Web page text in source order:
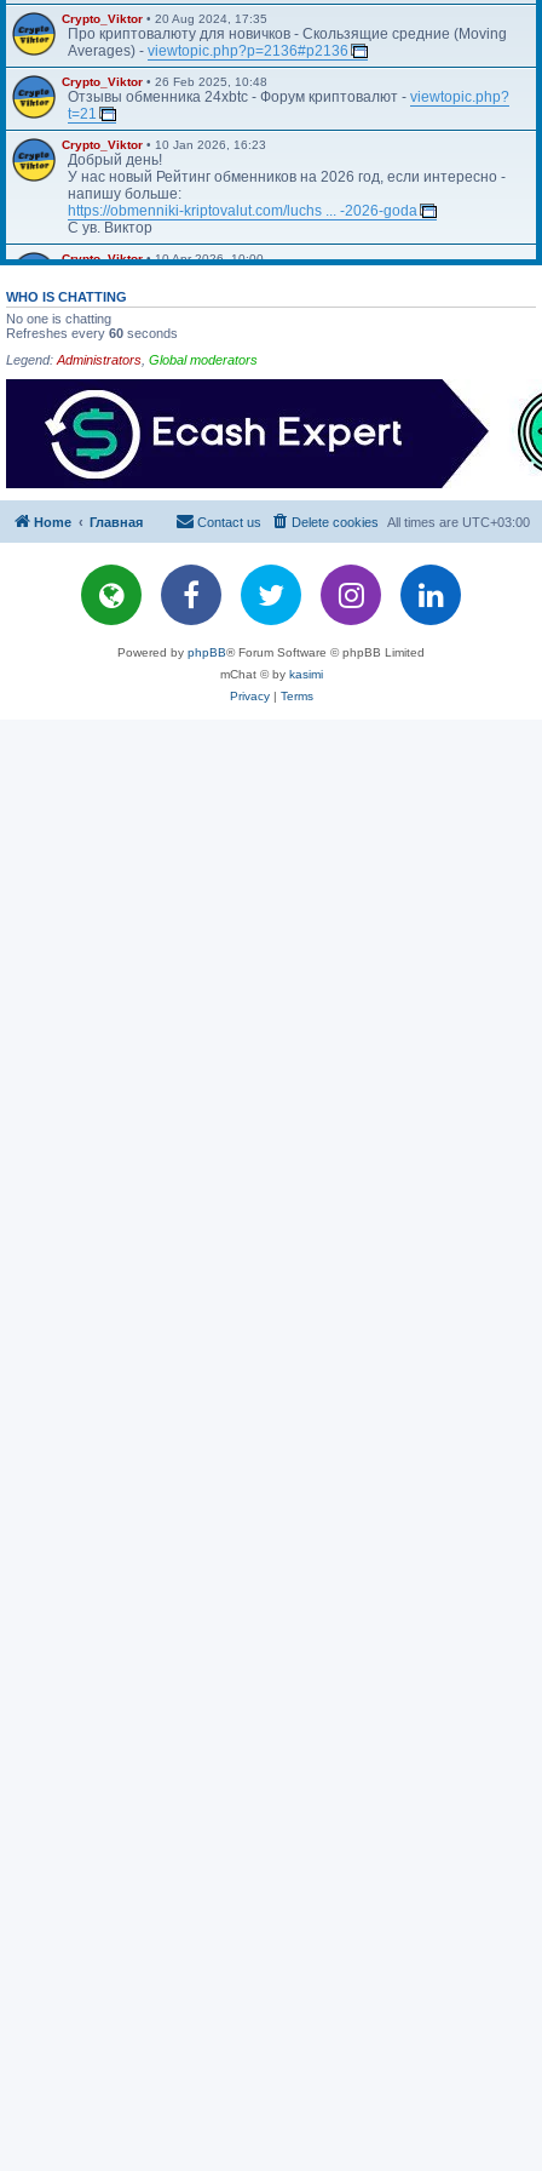
Crypto_Viktor • 20 Aug 2024, 17:35
Про криптовалюту для новичков - Скользящие средние (Moving
Averages) - viewtopic.php?p=2136#p2136
Crypto_Viktor • 26 Feb 2025, 10:48
Отзывы обменника 24xbtc - Форум криптовалют - viewtopic.php?
t=21
Crypto_Viktor • 10 Jan 2026, 16:23
Добрый день!
У нас новый Рейтинг обменников на 2026 год, если интересно -
напишу больше:
https://obmenniki-kriptovalut.com/luchs ... -2026-goda
С ув. Виктор
Crypto_Viktor•10 Apr 2026, 10:00
WHO IS CHATTING
No one is chatting
Refreshes every 60 seconds
Legend: Administrators Global moderators
Home Главная All times are UTC+03:00
Delete cookies
Contact us
Powered by phpBB® Forum Software © phpBB Limited
mChat © by kasimi
Privacy| Terms